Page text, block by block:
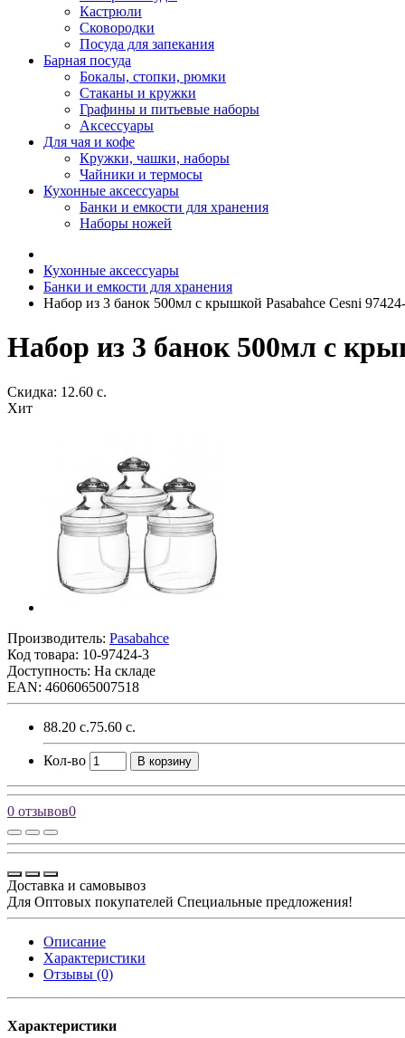
Кастрюли
Сковородки
Посуда для запекания
Барная посуда
Бокалы, стопки, рюмки
Стаканы и кружки
Графины и питьевые наборы
Аксессуары
Для чая и кофе
Кружки, чашки, наборы
Чайники и термосы
Кухонные аксессуары
Банки и емкости для хранения
Наборы ножей
Кухонные аксессуары
Банки и емкости для хранения
Набор из 3 банок 500мл с крышкой Pasabahce Cesni
Набор из 3 банок 500мл с
Скидка: 12.60 с.
Хит
Производитель: Pasabahce
Код товара: 10-97424-3
Доступность: На складе
EAN: 4606065007518
88.20 с.75.60 с.
Кол-во В корзину
0 отзывов0
Доставка и самовывоз
Для Оптовых покупателей Специальные предложения!
Описание
Характеристики
Отзывы (0)
Характеристики